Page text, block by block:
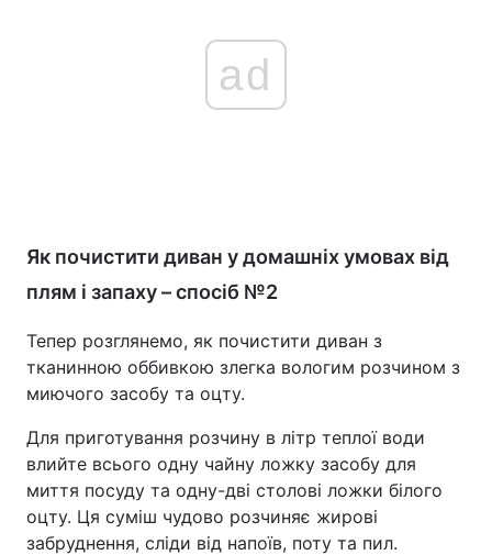
ad
Як почистити диван у домашніх умовах від
плям і запаху – спосіб №2
Тепер розглянемо, як почистити диван з
тканинною оббивкою злегка вологим розчином з
миючого засобу та оцту.
Для приготування розчину в літр теплої води
влийте всього одну чайну ложку засобу для
миття посуду та одну-дві столові ложки білого
оцту. Ця суміш чудово розчиняє жирові
забруднення, сліди від напоїв, поту та пил.